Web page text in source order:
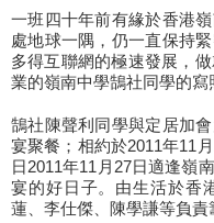
一班四十年前有緣於香港
處地球一隅，仍一直保持
多得互聯網的極速發展，
業的嶺南中學鵠社同學的寫
鵠社陳聲利同學與定居加
宴聚餐；相約於2011年11
日2011年11月27日適逢嶺
宴的好日子。由生活於香
蓮、李仕傑、陳學謙等負責